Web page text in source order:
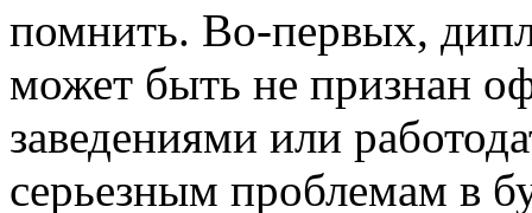
помнить. Во-первых,
может быть не признан
заведениями или
серьезным проблемам в